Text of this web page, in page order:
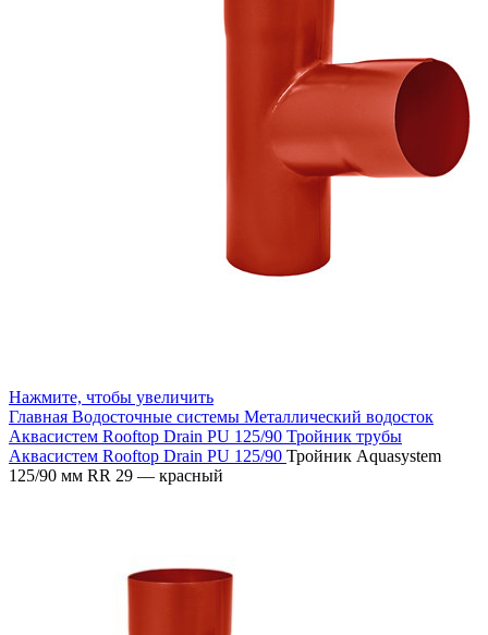
Нажмите, чтобы увеличить
Главная Водосточные системы Металлический водосток
Аквасистем Rooftop Drain PU 125/90 Тройник трубы
Аквасистем Rooftop Drain PU 125/90 Тройник Aquasystem
125/90 мм RR 29 — красный